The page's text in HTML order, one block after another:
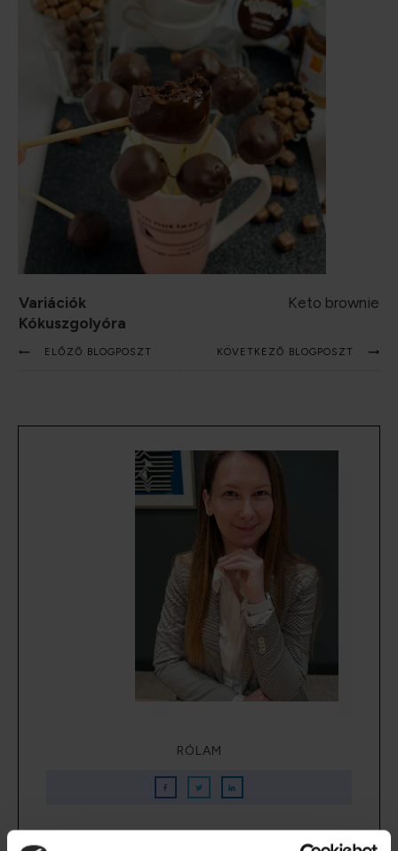
Variációk
Kókuszgolyóra
Keto brownie
ELŐZŐ BLOGPOSZT KÖVETKEZŐ BLOGPOSZT
RÓLAM